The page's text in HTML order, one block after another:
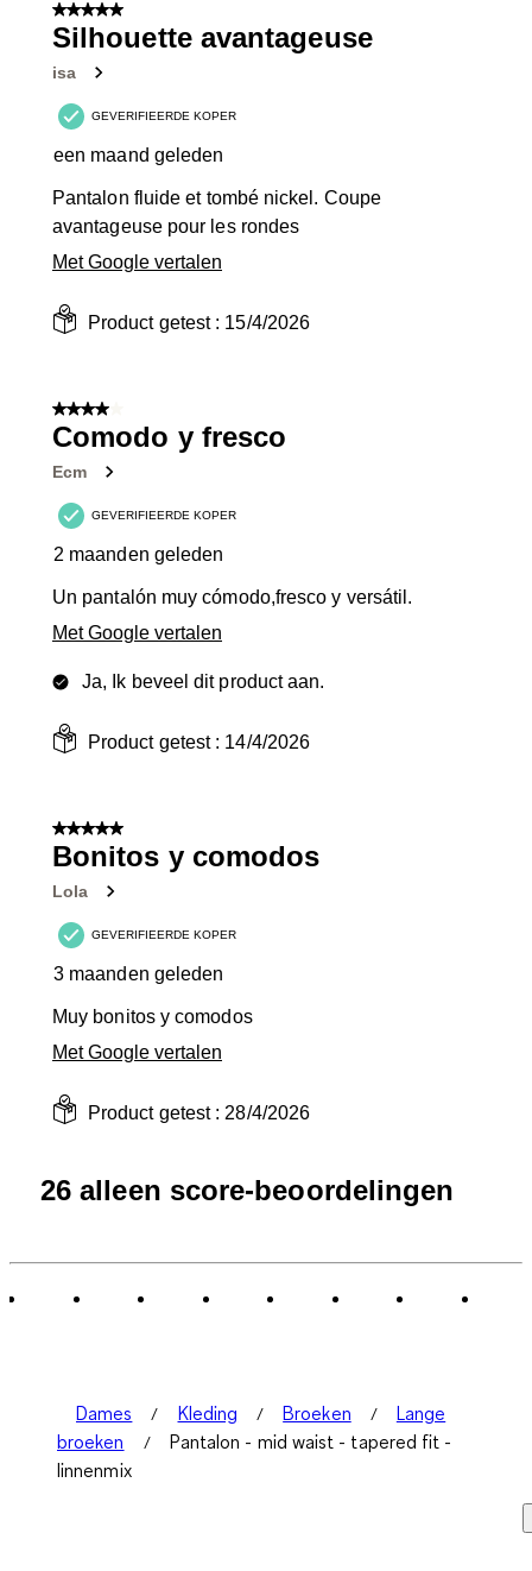
5 van 5 sterren.
Silhouette avantageuse
isa
GEVERIFIEERDE KOPER
een maand geleden
Pantalon fluide et tombé nickel. Coupe
avantageuse pour les rondes
Met Google vertalen
Product getest : 15/4/2026
4 van 5 sterren.
Comodo y fresco
Ecm
GEVERIFIEERDE KOPER
2 maanden geleden
Un pantalón muy cómodo,fresco y versátil.
Met Google vertalen
Ja, Ik beveel dit product aan.
Product getest : 14/4/2026
5 van 5 sterren.
Bonitos y comodos
Lola
GEVERIFIEERDE KOPER
3 maanden geleden
Muy bonitos y comodos
Met Google vertalen
Product getest :28/4/2026
26 alleen score-beoordelingen
Dames Kleding Broeken
Lange
broeken
Pantalon - mid waist - tapered fit -
linnenmix